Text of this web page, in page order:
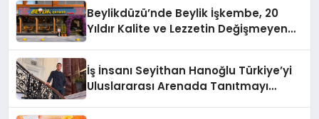
Hayata Geçirecek
Beylikdüzü’nde Beylik İşkembe, 20
Yıldır Kalite ve Lezzetin Değişmeyen
İş İnsanı Seyithan Hanoğlu Türkiye’yi
Uluslararası Arenada Tanıtmayı